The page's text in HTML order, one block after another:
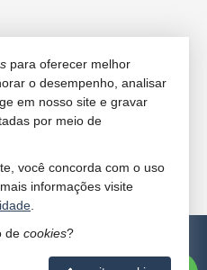
de Privacidade
2
para oferecer melhor
o desempenho, analisar
em nosso site e gravar
por meio de
você concorda com o uso
mais informações visite
de cookies?